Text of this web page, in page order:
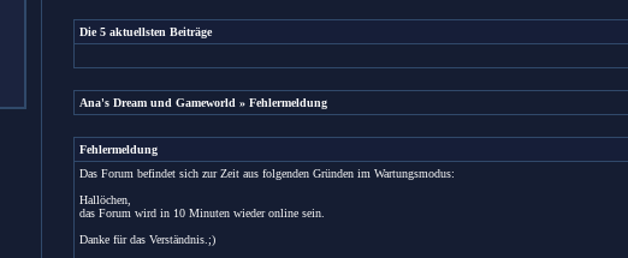
Die 5 aktuellsten Beiträge
Ana's Dream und Gameworld » Fehlermeldung
Fehlermeldung
Das Forum befindet sich zur Zeit aus folgenden Gründen im Wartungsmodus:
Hallöchen,
das Forum wird in 10 Minuten wieder online sein.
Danke für das Verständnis.;)